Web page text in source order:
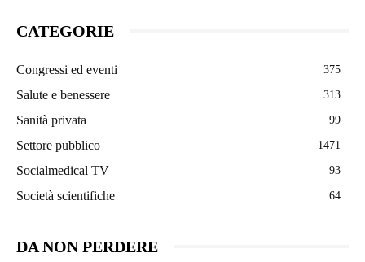
CATEGORIE
Congressi ed eventi 375
Salute e benessere 313
Sanità privata 99
Settore pubblico 1471
Socialmedical TV 93
Società scientifiche 64
DA NON PERDERE